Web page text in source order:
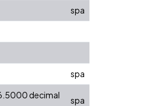
spa
spa
decimal
spa